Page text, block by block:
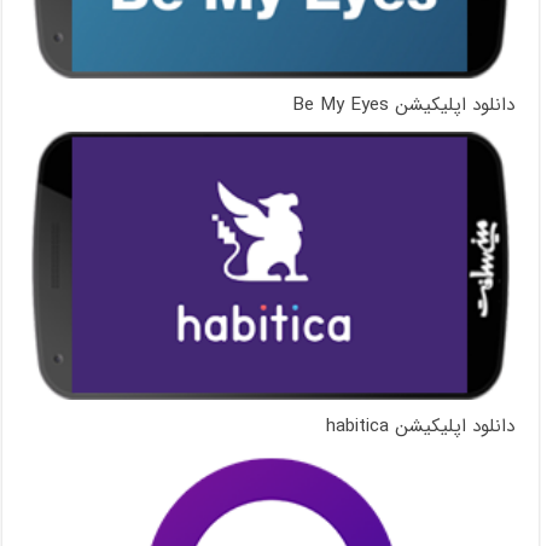
دانلود اپلیکیشن Be My Eyes
دانلود اپلیکیشن habitica